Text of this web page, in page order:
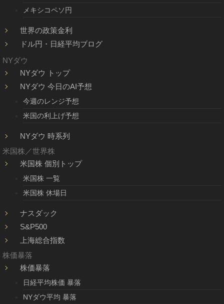
メキシコペソ円
世界の政策金利
ドル円・日経平均ブログ
NYダウ
NYダウ トップ
NYダウ 今日のAI予想
今週のレンジ予想
米国の利上げ予想
NYダウ 時系列
米国株／世界株
米国株 個別トップ
米国株 一覧
米国株 休場日
ナスダック
S&P500
上海総合指数
株価暴落
株価暴落
日経平均株価 暴落
NYダウ平均 暴落